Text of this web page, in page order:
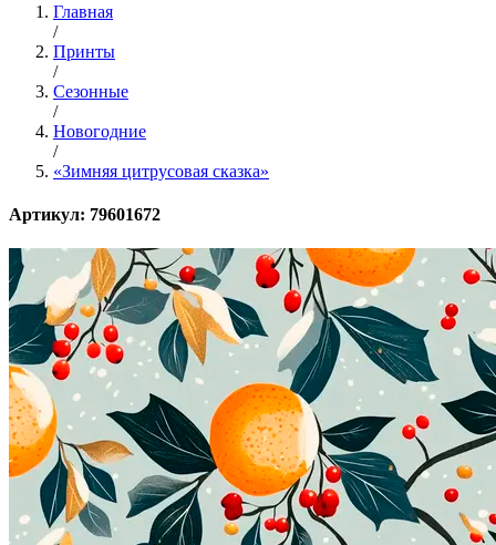
Главная
/
Принты
/
Сезонные
/
Новогодние
/
«Зимняя цитрусовая сказка»
Артикул: 79601672